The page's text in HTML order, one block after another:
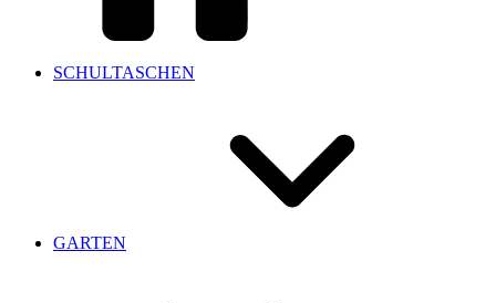
SCHULTASCHEN
GARTEN